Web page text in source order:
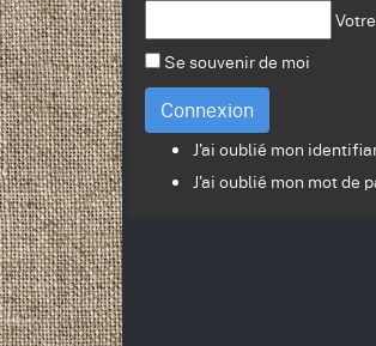
Se souvenir de moi
Connexion
J'ai oublié mon
J'ai oublié mon mot de